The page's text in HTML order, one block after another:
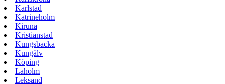
Karlstad
Katrineholm
Kiruna
Kristianstad
Kungsbacka
Kungälv
Köping
Laholm
Leksand